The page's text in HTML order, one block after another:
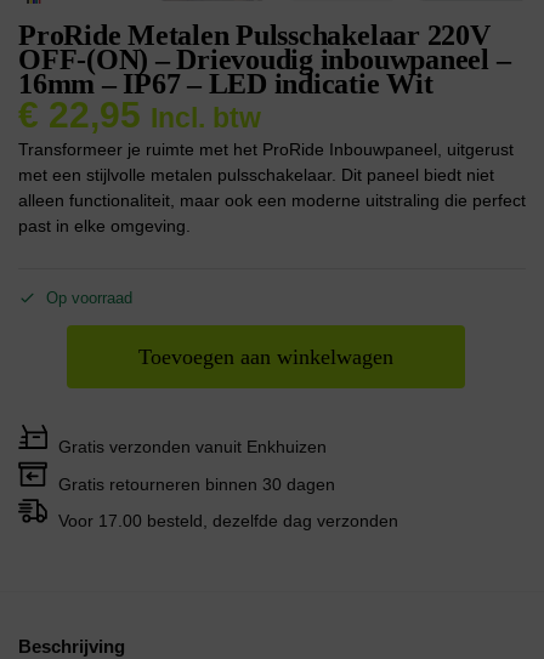
ProRide Metalen Pulsschakelaar 220V
OFF-(ON) – Drievoudig inbouwpaneel –
16mm – IP67 – LED indicatie Wit
€ 22,95 Incl. btw
Transformeer je ruimte met het ProRide Inbouwpaneel, uitgerust
met een stijlvolle metalen pulsschakelaar. Dit paneel biedt niet
alleen functionaliteit, maar ook een moderne uitstraling die perfect
past in elke omgeving.
Op voorraad
Toevoegen aan winkelwagen
Gratis verzonden vanuit Enkhuizen
Gratis retourneren binnen 30 dagen
Voor 17.00 besteld, dezelfde dag verzonden
Beschrijving